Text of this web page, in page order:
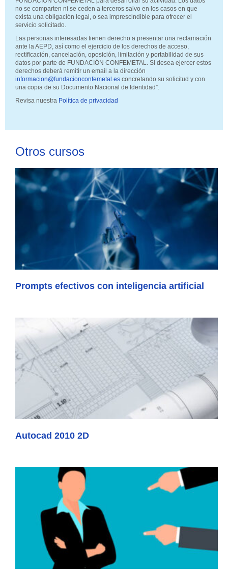
no se comparten ni se ceden a terceros salvo en los casos en que
exista una obligación legal, o sea imprescindible para ofrecer el
servicio solicitado.
Las personas interesadas tienen derecho a presentar una reclamación
ante la AEPD, así como el ejercicio de los derechos de acceso,
rectificación, cancelación, oposición, limitación y portabilidad de sus
datos por parte de FUNDACIÓN CONFEMETAL. Si desea ejercer estos
derechos deberá remitir un email a la dirección
informacion@fundacionconfemetal.es concretando su solicitud y con
una copia de su Documento Nacional de Identidad”.
Revisa nuestra Política de privacidad
Otros cursos
Prompts efectivos con inteligencia artificial
Autocad 2010 2D